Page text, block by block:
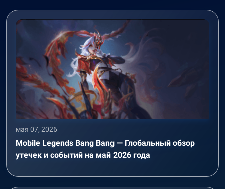
мая 07, 2026
Mobile Legends Bang Bang — Глобальный обзор
утечек и событий на май 2026 года